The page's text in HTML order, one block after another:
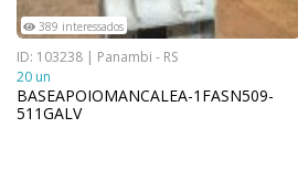
389 interessados
ID: 103238 | Panambi - RS
20 un
BASEAPOIOMANCALEA-1FASN509-
511GALV